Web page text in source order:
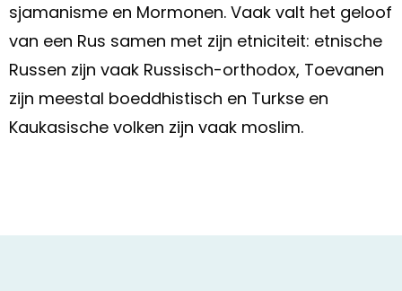
sjamanisme en Mormonen. Vaak valt het geloof
van een Rus samen met zijn etniciteit: etnische
Russen zijn vaak Russisch-orthodox, Toevanen
zijn meestal boeddhistisch en Turkse en
Kaukasische volken zijn vaak moslim.